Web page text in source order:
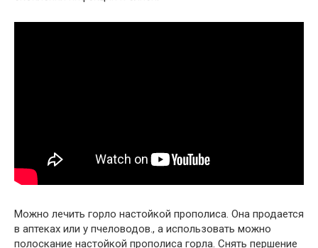
Можно лечить горло настойкой прополиса. Она продается
в аптеках или у пчеловодов., а использовать можно
полоскание настойкой прополиса горла. Снять першение